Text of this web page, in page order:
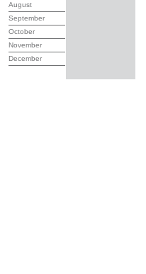
August
September
October
November
December